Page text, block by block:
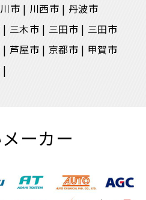
市 川西市
丹波市
三木市 三田市
三田市
芦屋市 京都市
甲賀市
ーカー